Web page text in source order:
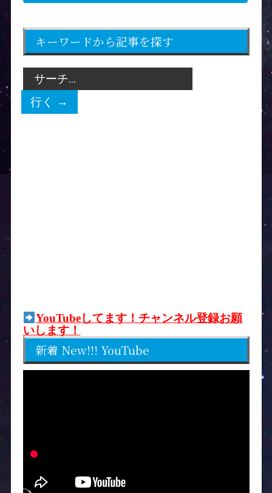
キーワードから記事を探す
YouTubeしてます！チャンネル登録お願
いします！
新着 New!!! YouTube